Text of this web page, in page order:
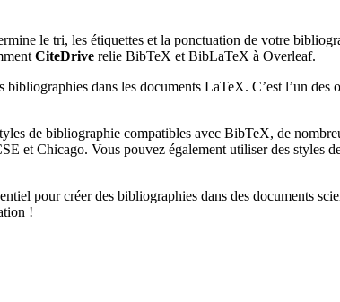
le tri, les étiquettes et la ponctuation de votre
CiteDrive relie BibTeX et BibLaTeX à Overleaf.
dans les documents LaTeX. C’est l’un
de bibliographie compatibles avec BibTeX, de
et Chicago. Vous pouvez également utiliser des styles
pour créer des bibliographies dans des documents
!